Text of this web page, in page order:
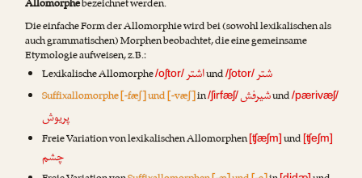
Allomorphebezeichnet werden.
Die einfache Form der Allomorphie wird bei (sowohl lexikalischen als
auch grammatischen) Morphen beobachtet, die eine gemeinsame
Etymologie aufweisen, z.B.:
Lexikalische Allomorphe/oʃtor/اشترund/ʃotor/شتر
Suffixallomorphe [-fæʃ] und [-væʃ]in/ʃirfæʃ/شیرفشund/pærivæʃ/
پریوش
Freie Variation von lexikalischen Allomorphen[ʧæʃm]und [ʧeʃm]
چشم